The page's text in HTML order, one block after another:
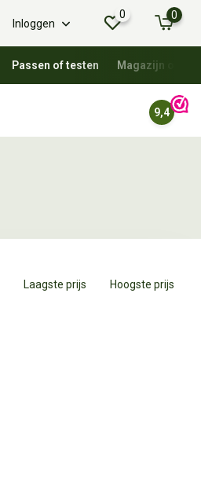
Inloggen
0 0
Passen of testen Magazijn
9,4
Laagste prijs Hoogste prijs